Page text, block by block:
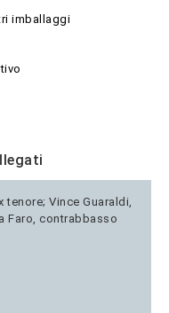
imballaggi
Vince Guaraldi,
Faro, contrabbasso